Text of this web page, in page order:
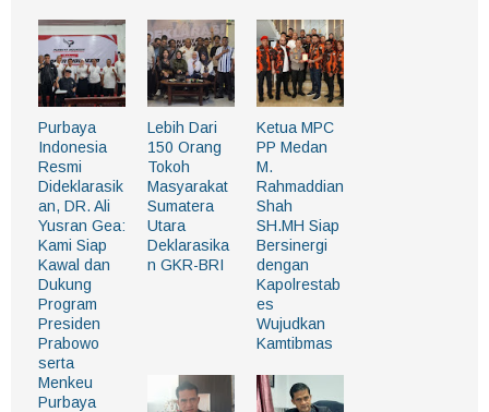
Purbaya
Indonesia
Resmi
Dideklarasik
an, DR. Ali
Yusran Gea:
Kami Siap
Kawal dan
Dukung
Program
Presiden
Prabowo
serta
Menkeu
Purbaya
Lebih Dari
150 Orang
Tokoh
Masyarakat
Sumatera
Utara
Deklarasika
n GKR-BRI
Ketua MPC
PP Medan
M.
Rahmaddian
Shah
SH.MH Siap
Bersinergi
dengan
Kapolrestab
es
Wujudkan
Kamtibmas